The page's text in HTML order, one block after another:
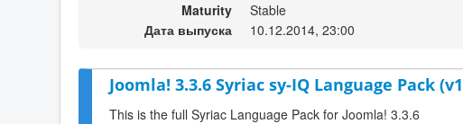
Maturity
Stable
Дата выпуска
10.12.2014, 23:00
Joomla! 3.3.6 Syriac sy-IQ Language Pack
This is the full Syriac Language Pack for Joomla! 3.3.6